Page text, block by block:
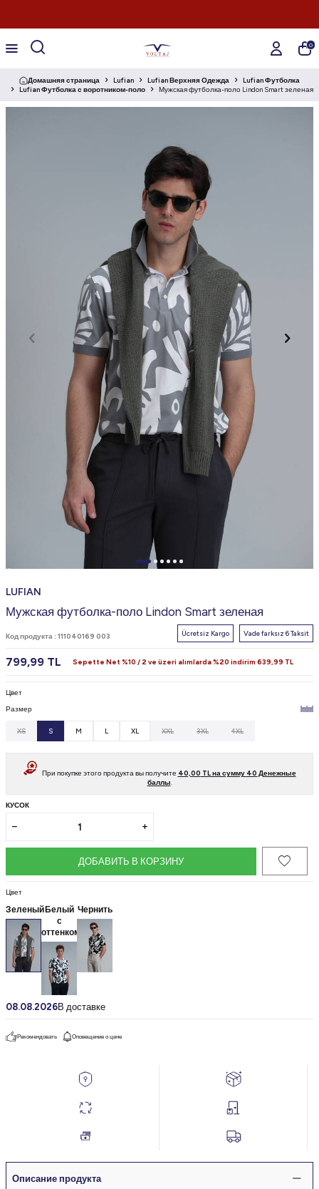
0
Домашняя страница Lufian Lufian Верхняя Одежда
Lufian Футболка
Lufian Футболка с воротником-поло
Мужская футболка-поло Lindon Smart зеленая
LUFIAN
Мужская футболка-поло Lindon Smart зеленая
Код продукта : 111040169 003 Ücretsiz Kargo Vade farksız 6 Taksit
799,99 TL Sepette Net %10 / 2 ve üzeri alımlarda %20 indirim 639,99 TL
Цвет
Размер
XS S M L XL XXL 3XL 4XL
При покупке этого продукта вы получите 40,00 TL на сумму 40 Денежные
баллы
КУСОК
ДОБАВИТЬ В КОРЗИНУ
Цвет
Зеленый Белый
с
оттенком
Чернить
08.08.2026В доставке
Рекомендовать Оповещение о цене
Описание продукта